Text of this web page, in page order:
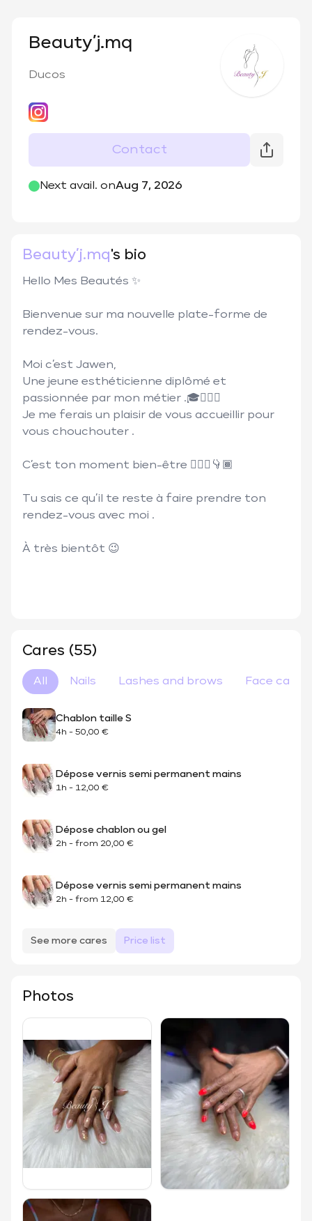
Beauty’j.mq
Ducos
Contact
Next avail. onAug 7, 2026
@beautyj.mq
Beauty’j.mq's bio
Hello Mes Beautés ✨
Bienvenue sur ma nouvelle plate-forme de
rendez-vous.
Moi c’est Jawen,
Une jeune esthéticienne diplômé et
passionnée par mon métier .🎓🧖🏾‍♀️
Je me ferais un plaisir de vous accueillir pour
vous chouchouter .
C’est ton moment bien-être 🧖🏾‍♀️👇🏾
Tu sais ce qu’il te reste à faire prendre ton
rendez-vous avec moi .
À très bientôt 😉
Cares (55)
All Nails Lashes and brows Face care
Chablon taille S
4h - 50,00 €
Dépose vernis semi permanent mains
1h - 12,00 €
Dépose chablon ou gel
2h - from 20,00 €
Dépose vernis semi permanent mains
2h - from 12,00 €
See more cares Price list
Photos